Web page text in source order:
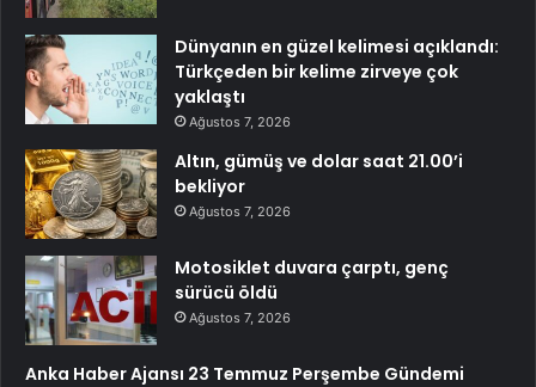
Dünyanın en güzel kelimesi açıklandı:
Türkçeden bir kelime zirveye çok
yaklaştı
Ağustos 7, 2026
Altın, gümüş ve dolar saat 21.00’i
bekliyor
Ağustos 7, 2026
Motosiklet duvara çarptı, genç
sürücü öldü
Ağustos 7, 2026
Anka Haber Ajansı 23 Temmuz Perşembe Gündemi